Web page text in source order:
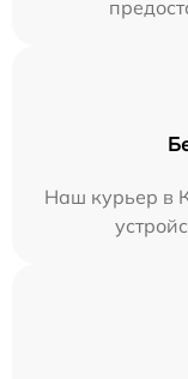
Наш курьер в